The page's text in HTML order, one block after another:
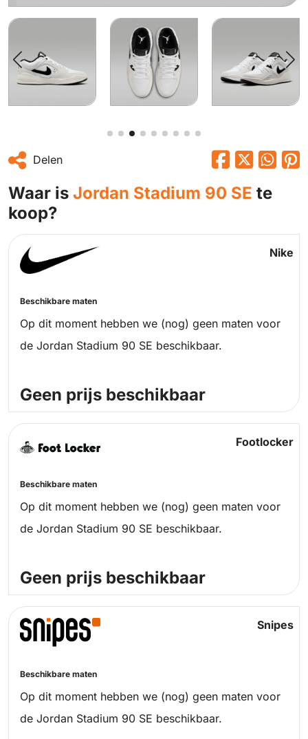
Delen
Waar is Jordan Stadium 90 SE te
koop?
Nike
Beschikbare maten
Op dit moment hebben we (nog) geen maten voor
de Jordan Stadium 90 SE beschikbaar.
Geen prijs beschikbaar
Footlocker
Beschikbare maten
Op dit moment hebben we (nog) geen maten voor
de Jordan Stadium 90 SE beschikbaar.
Geen prijs beschikbaar
Snipes
Beschikbare maten
Op dit moment hebben we (nog) geen maten voor
de Jordan Stadium 90 SE beschikbaar.